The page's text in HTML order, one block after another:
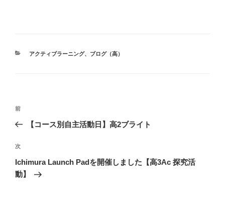
カ
アクティブラーニング、 ブログ（高）
投
ビ
ゲ
ー
前
の
稿
前
【コース別自主活動日】高2ブライト
次
の
投
次
Ichimura Launch Padを開催しました【高3Ac 探究活
動】